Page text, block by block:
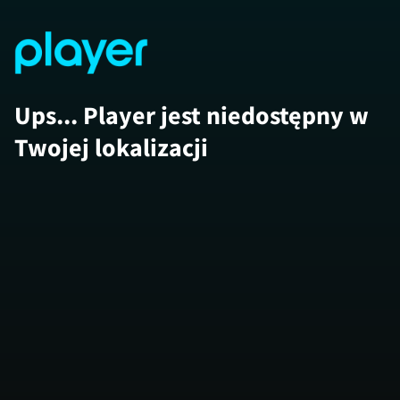
Ups... Player jest niedostępny w
Twojej lokalizacji